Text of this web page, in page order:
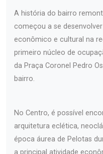
A história do bairro
começou a se
econômico e cultural na
primeiro núcleo de
da Praça Coronel Pedro
bairro.
No Centro, é possível
arquitetura eclética,
época áurea de Pelotas
a principal atividade